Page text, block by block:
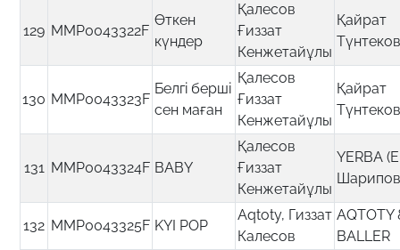
129 MMP0043322F
Өткен
күндер
Қалесов
Ғиззат
Кенжетайұлы
Қайрат
130 MMP0043323F
Белгі берші
сен маған
Қалесов
Ғиззат
Кенжетайұлы
Қайрат
131 MMP0043324F BABY
Қалесов
Ғиззат
Кенжетайұлы
YERBA
132 MMP0043325F KYI POP
Aqtoty, Гиззат
Калесов
AQTOTY
BALLER